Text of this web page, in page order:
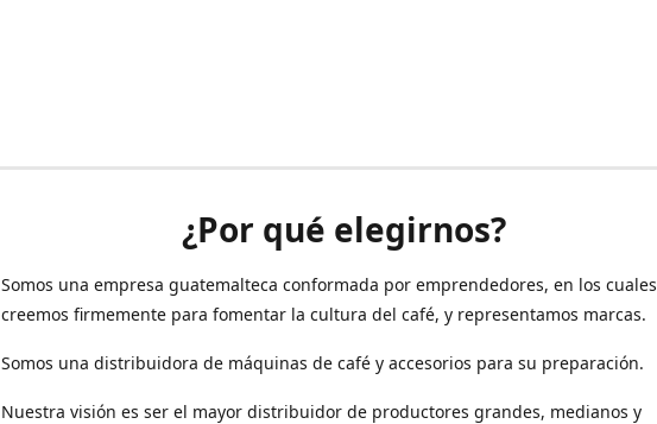
¿Por qué elegirnos?
Somos una empresa guatemalteca conformada por emprendedores, en los cuales
creemos firmemente para fomentar la cultura del café, y representamos marcas.
Somos una distribuidora de máquinas de café y accesorios para su preparación.
Nuestra visión es ser el mayor distribuidor de productores grandes, medianos y